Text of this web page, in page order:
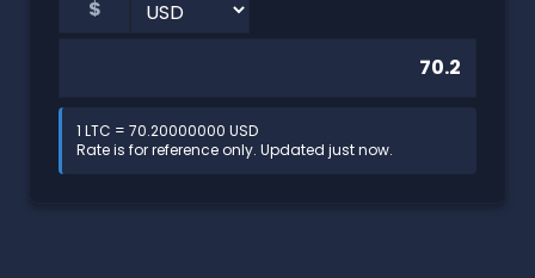
$
1 LTC = 70.20000000 USD
Rate is for reference only. Updated just now.